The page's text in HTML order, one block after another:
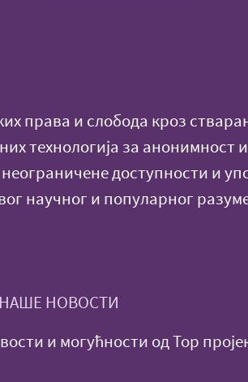
права и слобода кроз
технологија за анонимност
доступности и
научног и популарног
НОВОСТИ
и могућности од Тор